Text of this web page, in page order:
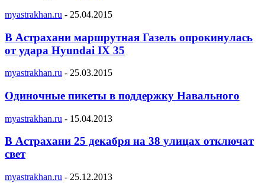
myastrakhan.ru - 25.04.2015
В Астрахани маршрутная Газель опрокинулась
от удара Hyundai IX 35
myastrakhan.ru - 25.03.2015
Одиночные пикеты в поддержку Навального
myastrakhan.ru - 15.04.2013
В Астрахани 25 декабря на 38 улицах отключат
свет
myastrakhan.ru - 25.12.2013